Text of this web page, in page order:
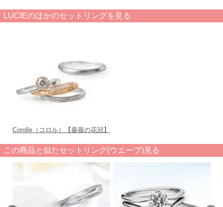
LUCIEのほかのセットリングを見る
Corolle（コロル）【薔薇の花冠】
この商品と似たセットリング(ウエーブ)見る